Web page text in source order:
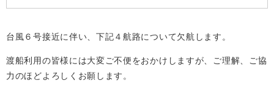
台風６号接近に伴い、下記４航路について欠航します。
渡船利用の皆様には大変ご不便をおかけしますが、ご理解、ご協
力のほどよろしくお願します。